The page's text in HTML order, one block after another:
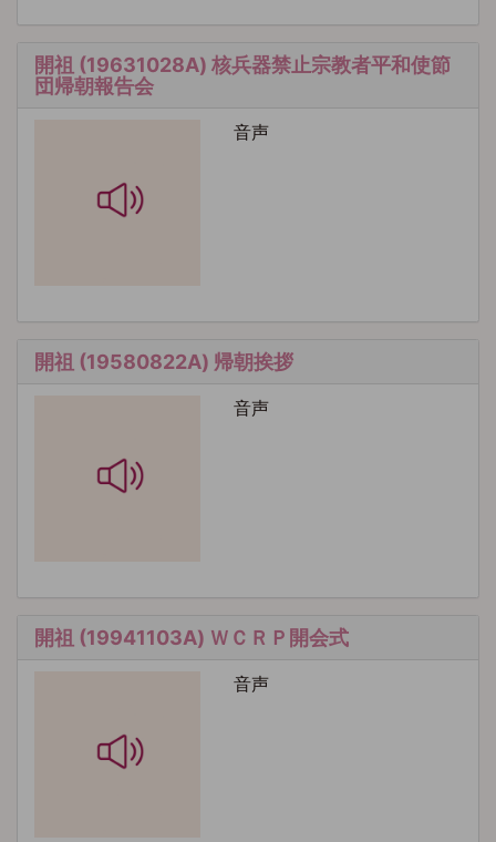
開祖 (19631028A) 核兵器禁止宗教者平和使節
団帰朝報告会
音声
開祖 (19580822A) 帰朝挨拶
音声
開祖 (19941103A) ＷＣＲＰ開会式
音声